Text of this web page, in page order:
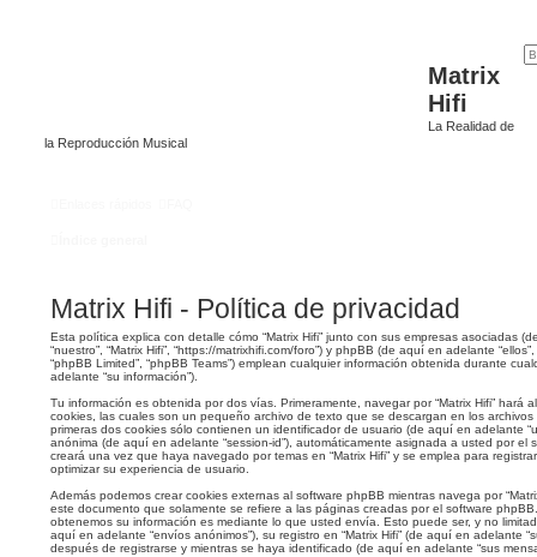
Matrix
Hifi
La Realidad de
la Reproducción Musical
Matrix Hifi - Política de privacidad
Esta política explica con detalle cómo “Matrix Hifi” junto con sus empresas asociadas
“nuestro”, “Matrix Hifi”, “https://matrixhifi.com/foro”) y phpBB (de aquí en adelante
“phpBB Limited”, “phpBB Teams”) emplean cualquier información obtenida durante
adelante “su información”).
Tu información es obtenida por dos vías. Primeramente, navegar por “Matrix Hifi” hará
cookies, las cuales son un pequeño archivo de texto que se descargan en los
primeras dos cookies sólo contienen un identificador de usuario (de aquí en adelante
anónima (de aquí en adelante “session-id”), automáticamente asignada a usted por el
creará una vez que haya navegado por temas en “Matrix Hifi” y se emplea para
optimizar su experiencia de usuario.
Además podemos crear cookies externas al software phpBB mientras navega por
este documento que solamente se refiere a las páginas creadas por el software
obtenemos su información es mediante lo que usted envía. Esto puede ser, y no
aquí en adelante “envíos anónimos”), su registro en “Matrix Hifi” (de aquí en adelante
después de registrarse y mientras se haya identificado (de aquí en adelante “sus